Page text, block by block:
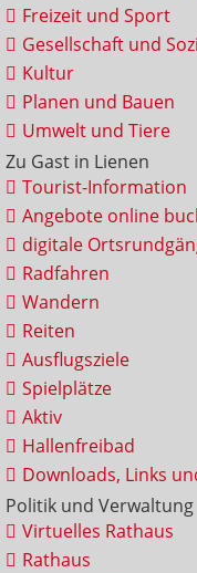
Freizeit und Sport
Gesellschaft und
Kultur
Planen und Bauen
Umwelt und Tiere
Zu Gast in Lienen
Tourist-Information
Angebote online
digitale
Radfahren
Wandern
Reiten
Ausflugsziele
Spielplätze
Aktiv
Hallenfreibad
Downloads, Links
Politik und Verwaltung
Virtuelles Rathaus
Rathaus